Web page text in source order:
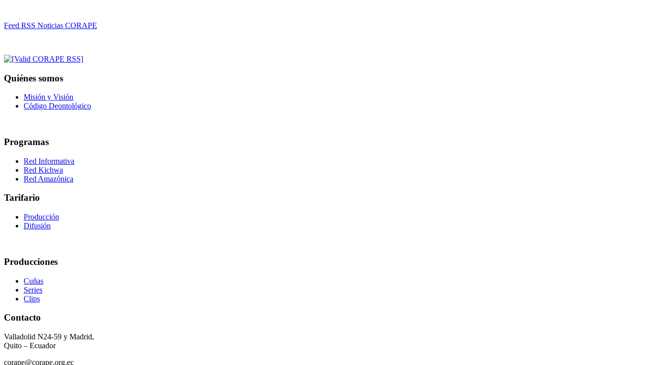
Feed RSS Noticias CORAPE
Quiénes somos
Misión y Visión
Código Deontológico
Programas
Red Informativa
Red Kichwa
Red Amazónica
Tarifario
Producción
Difusión
Producciones
Cuñas
Series
Clips
Contacto
Valladolid N24-59 y Madrid,
Quito – Ecuador
corape@corape.org.ec